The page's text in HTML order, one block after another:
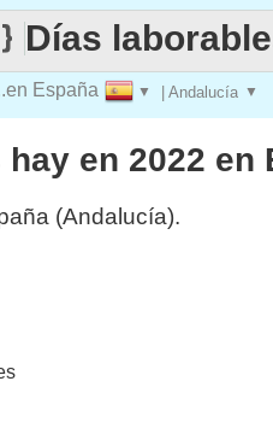
España ▼ | Andalucía ▼
Días
en 2022 en
(Andalucía).